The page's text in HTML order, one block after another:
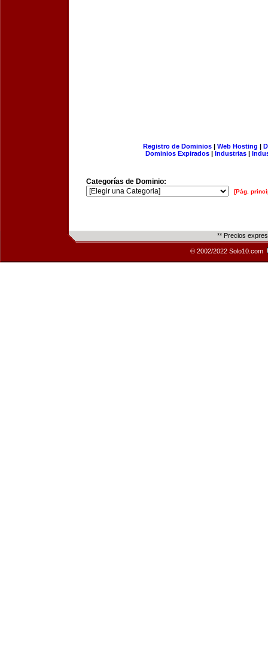
Registro de Dominios| Web Hosting |
Dominios Expirados | Industrias |
Categorías de Dominio:
[Pág.
** Precios
© 2002/2022 Solo10.com